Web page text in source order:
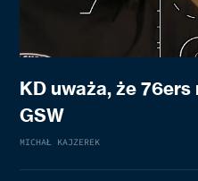
KD uważa, że
GSW
MICHAŁ KAJZEREK